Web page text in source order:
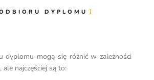
DYPLOMU
dyplomu mogą się różnić w zależności
najczęściej są to: